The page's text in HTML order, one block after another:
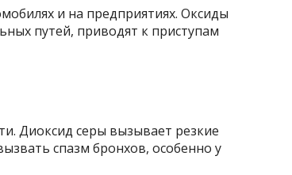
и на предприятиях. Оксиды
путей, приводят к приступам
Диоксид серы вызывает резкие
спазм бронхов, особенно у